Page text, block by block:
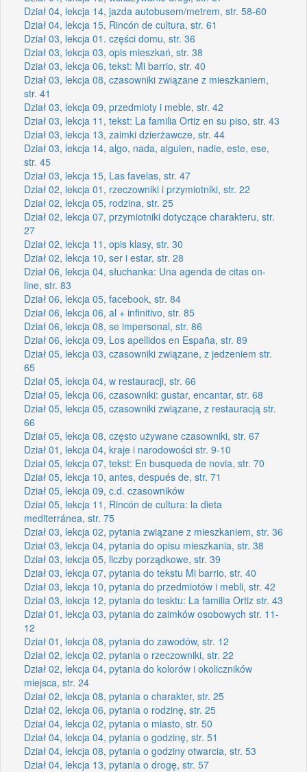
Dział 04, lekcja 14, jazda autobusem/metrem, str. 58-60
Dział 04, lekcja 15, Rincón de cultura, str. 61
Dział 03, lekcja 01. części domu, str. 36
Dział 03, lekcja 03, opis mieszkań, str. 38
Dział 03, lekcja 06, tekst: Mi barrio, str. 40
Dział 03, lekcja 08, czasowniki związane z mieszkaniem,
str. 41
Dział 03, lekcja 09, przedmioty i meble, str. 42
Dział 03, lekcja 11, tekst: La familia Ortiz en su piso, str. 43
Dział 03, lekcja 13, zaimki dzierżawcze, str. 44
Dział 03, lekcja 14, algo, nada, alguien, nadie, este, ese,
str. 45
Dział 03, lekcja 15, Las favelas, str. 47
Dział 02, lekcja 01, rzeczowniki i przymiotniki, str. 22
Dział 02, lekcja 05, rodzina, str. 25
Dział 02, lekcja 07, przymiotniki dotyczące charakteru, str.
27
Dział 02, lekcja 11, opis klasy, str. 30
Dział 02, lekcja 10, ser i estar, str. 28
Dział 06, lekcja 04, słuchanka: Una agenda de citas on-
line, str. 83
Dział 06, lekcja 05, facebook, str. 84
Dział 06, lekcja 06, al + infinitivo, str. 85
Dział 06, lekcja 08, se impersonal, str. 86
Dział 06, lekcja 09, Los apellidos en España, str. 89
Dział 05, lekcja 03, czasowniki związane, z jedzeniem str.
65
Dział 05, lekcja 04, w restauracji, str. 66
Dział 05, lekcja 06, czasowniki: gustar, encantar, str. 68
Dział 05, lekcja 05, czasowniki związane, z restauracją str.
66
Dział 05, lekcja 08, często używane czasowniki, str. 67
Dział 01, lekcja 04, kraje i narodowości str. 9-10
Dział 05, lekcja 07, tekst: En busqueda de novia, str. 70
Dział 05, lekcja 10, antes, después de, str. 71
Dział 05, lekcja 09, c.d. czasowników
Dział 05, lekcja 11, Rincón de cultura: la dieta
mediterránea, str. 75
Dział 03, lekcja 02, pytania związane z mieszkaniem, str. 36
Dział 03, lekcja 04, pytania do opisu mieszkania, str. 38
Dział 03, lekcja 05, liczby porządkowe, str. 39
Dział 03, lekcja 07, pytania do tekstu Mi barrio, str. 40
Dział 03, lekcja 10, pytania do przedmiotów i mebli, str. 42
Dział 03, lekcja 12, pytania do tesktu: La familia Ortiz str. 43
Dział 01, lekcja 03, pytania do zaimków osobowych str. 11-
12
Dział 01, lekcja 08, pytania do zawodów, str. 12
Dział 02, lekcja 02, pytania o rzeczowniki, str. 22
Dział 02, lekcja 04, pytania do kolorów i okoliczników
miejsca, str. 24
Dział 02, lekcja 08, pytania o charakter, str. 25
Dział 02, lekcja 06, pytania o rodzinę, str. 25
Dział 04, lekcja 02, pytania o miasto, str. 50
Dział 04, lekcja 04, pytania o godzinę, str. 51
Dział 04, lekcja 08, pytania o godziny otwarcia, str. 53
Dział 04, lekcja 13, pytania o drogę, str. 57